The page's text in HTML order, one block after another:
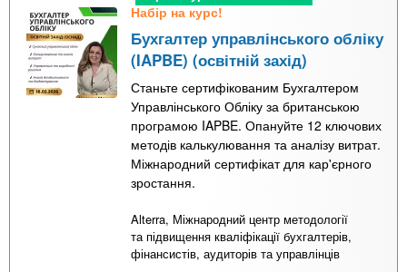
Набір на курс!
Бухгалтер управлінського обліку
(IAPBE) (освітній захід)
Станьте сертифікованим Бухгалтером
Управлінського Обліку за британською
програмою IAPBE. Опануйте 12 ключових
методів калькулювання та аналізу витрат.
Міжнародний сертифікат для кар'єрного
зростання.
Alterra, Міжнародний центр методології
та підвищення кваліфікації бухгалтерів,
фінансистів, аудиторів та управлінців